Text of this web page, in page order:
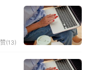
赞(13)